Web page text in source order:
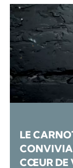
LE
CŒUR DE